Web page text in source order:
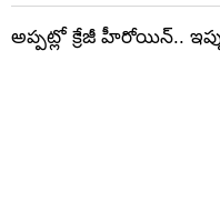
అప్పట్లో క్రేజీ హీరోయిన్..